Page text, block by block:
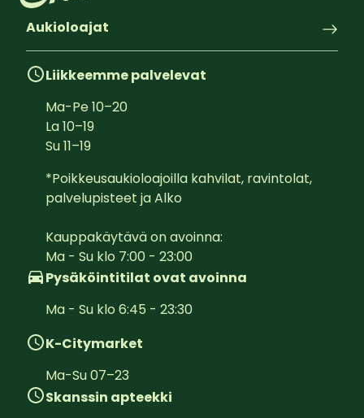
Aukioloajat
Liikkeemme palvelevat
Ma-Pe10–20
La10–19
Su11–19
*Poikkeusaukioloajoilla kahvilat, ravintolat,
palvelupisteet ja Alko
Kauppakäytävä on avoinna:
Ma - Su klo 7:00 - 23:00
Pysäköintitilat ovat avoinna
Ma - Su klo 6:45 - 23:30
K-Citymarket
Ma-Su07–23
Skanssin apteekki